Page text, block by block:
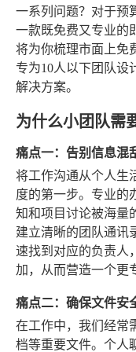
一系列问题？对于预
一款既免费又专业的
将为你梳理市面上免
专为10人以下团队设
解决方案。
为什么小团队需
痛点一：告别信息混
将工作沟通从个人生
度的第一步。专业的
知和项目讨论被海量
建立清晰的团队通讯
速找到对应的负责人
加，从而营造一个更
痛点二：确保文件安
在工作中，我们经常
档等重要文件。个人